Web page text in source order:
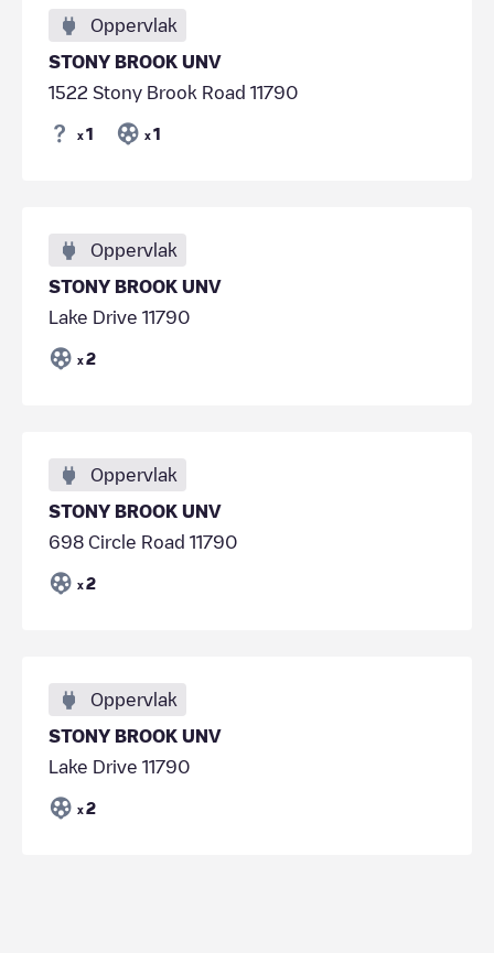
Oppervlak
STONY BROOK UNV
1522 Stony Brook Road 11790
x 1 x 1
Oppervlak
STONY BROOK UNV
Lake Drive 11790
x 2
Oppervlak
STONY BROOK UNV
698 Circle Road 11790
x 2
Oppervlak
STONY BROOK UNV
Lake Drive 11790
x 2